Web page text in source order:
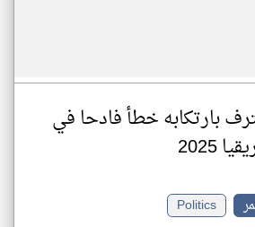
بارتكابه خطأ فادحا في
2025
Politics